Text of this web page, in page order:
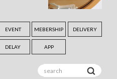
EVENT MEBERSHIP DELIVERY
DELAY APP